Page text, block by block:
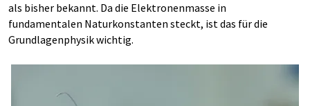
als bisher bekannt. Da die Elektronenmasse in
fundamentalen Naturkonstanten steckt, ist das für die
Grundlagenphysik wichtig.